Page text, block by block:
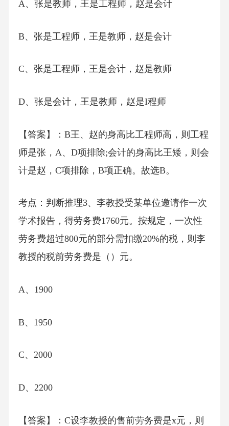
A、张是教师，王是工程师，赵是会计
B、张是工程师，王是教师，赵是会计
C、张是工程师，王是会计，赵是教师
D、张是会计，王是教师，赵是I程师
【答案】：B王、赵的身高比工程师高，则工程
师是张，A、D项排除;会计的身高比王矮，则会
计是赵，C项排除，B项正确。故选B。
考点：判断推理3、李教授受某单位邀请作一次
学术报告，得劳务费1760元。按规定，一次性
劳务费超过800元的部分需扣缴20%的税，则李
教授的税前劳务费是（）元。
A、1900
B、1950
C、2000
D、2200
【答案】：C设李教授的售前劳务费是x元，则